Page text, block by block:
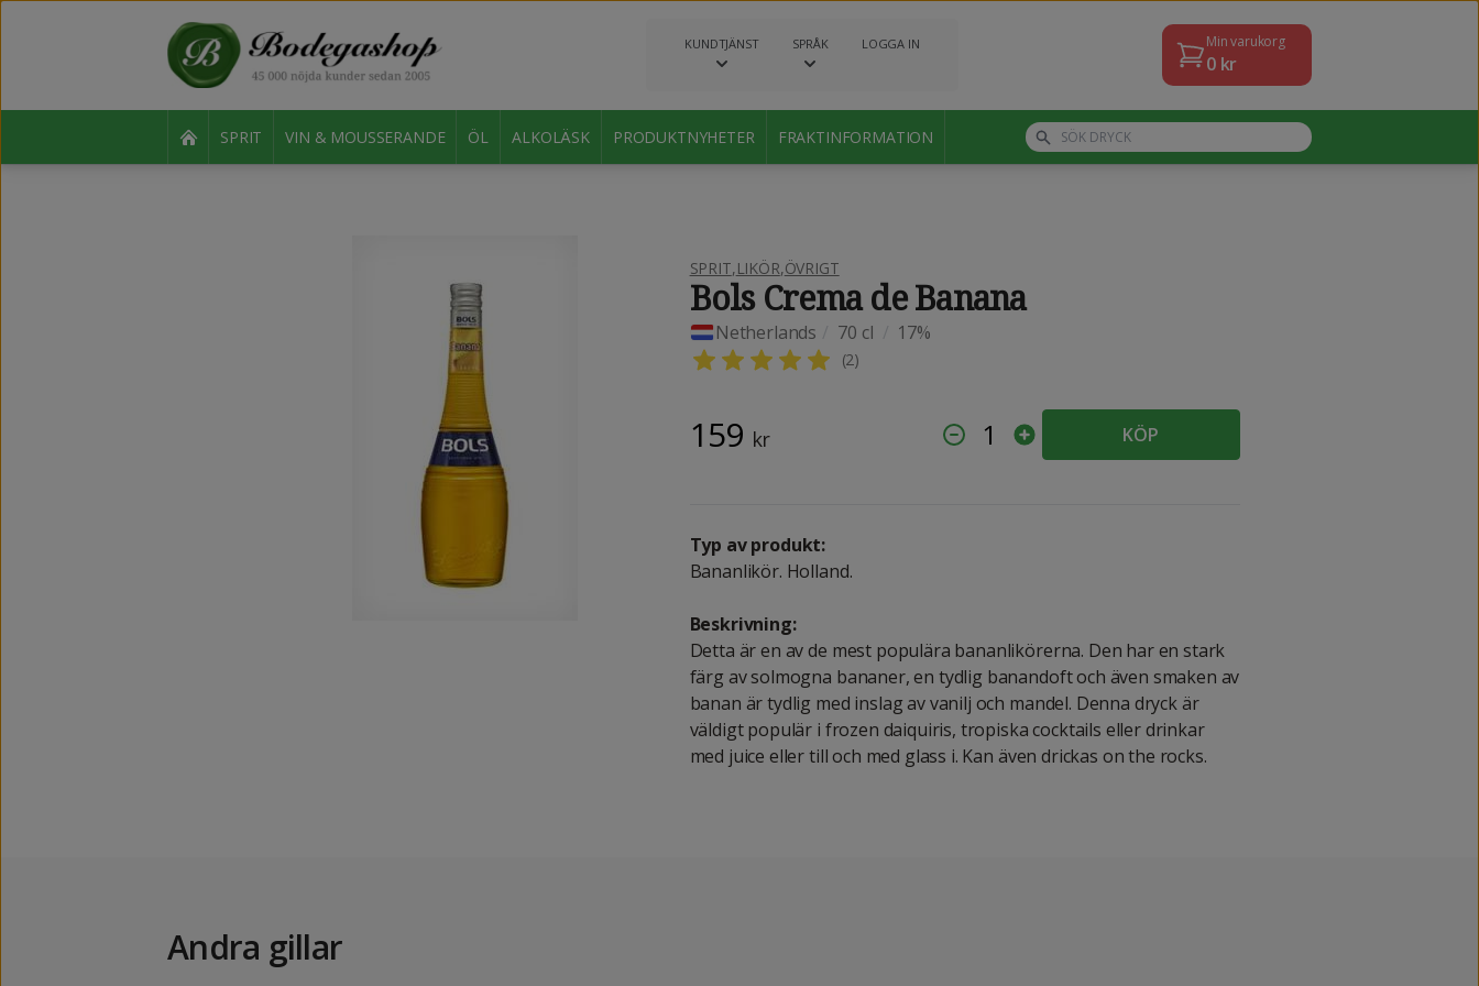
KUNDTJÄNST SPRÅK LOGGA IN Min varukorg
0kr
SPRIT VIN & MOUSSERANDE ÖL ALKOLÄSK PRODUKTNYHETER FRAKTINFORMATION
SPRIT,LIKÖR,ÖVRIGT
Bols Crema de Banana
Netherlands 70 cl 17%
(2)
159 kr 1 KÖP
Typ av produkt:
Bananlikör. Holland.
Beskrivning:
Detta är en av de mest populära bananlikörerna. Den har en stark
färg av solmogna bananer, en tydlig banandoft och även smaken av
banan är tydlig med inslag av vanilj och mandel. Denna dryck är
väldigt populär i frozen daiquiris, tropiska cocktails eller drinkar
med juice eller till och med glass i. Kan även drickas on the rocks.
Andra gillar